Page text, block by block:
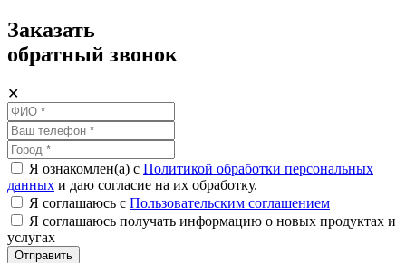
Заказать
обратный звонок
✕
Я ознакомлен(а) с Политикой обработки персональных
данных и даю согласие на их обработку.
Я соглашаюсь c Пользовательским соглашением
Я соглашаюсь получать информацию о новых продуктах и
услугах
Отправить